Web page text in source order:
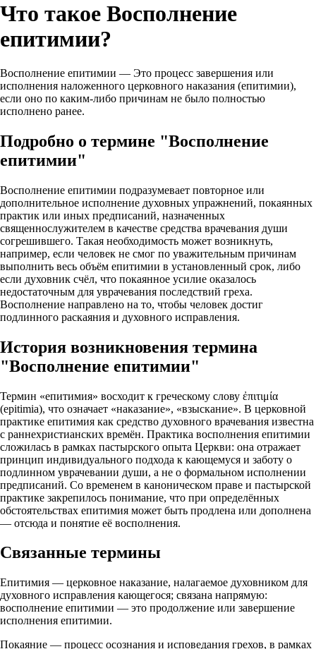
Что такое Восполнение
епитимии?
Восполнение епитимии — Это процесс завершения или
исполнения наложенного церковного наказания (епитимии),
если оно по каким‑либо причинам не было полностью
исполнено ранее.
Подробно о термине "Восполнение
епитимии"
Восполнение епитимии подразумевает повторное или
дополнительное исполнение духовных упражнений, покаянных
практик или иных предписаний, назначенных
священнослужителем в качестве средства врачевания души
согрешившего. Такая необходимость может возникнуть,
например, если человек не смог по уважительным причинам
выполнить весь объём епитимии в установленный срок, либо
если духовник счёл, что покаянное усилие оказалось
недостаточным для уврачевания последствий греха.
Восполнение направлено на то, чтобы человек достиг
подлинного раскаяния и духовного исправления.
История возникновения термина
"Восполнение епитимии"
Термин «епитимия» восходит к греческому слову ἐπιτιμία
(epitimia), что означает «наказание», «взыскание». В церковной
практике епитимия как средство духовного врачевания известна
с раннехристианских времён. Практика восполнения епитимии
сложилась в рамках пастырского опыта Церкви: она отражает
принцип индивидуального подхода к кающемуся и заботу о
подлинном уврачевании души, а не о формальном исполнении
предписаний. Со временем в каноническом праве и пастырской
практике закрепилось понимание, что при определённых
обстоятельствах епитимия может быть продлена или дополнена
— отсюда и понятие её восполнения.
Связанные термины
Епитимия — церковное наказание, налагаемое духовником для
духовного исправления кающегося; связана напрямую:
восполнение епитимии — это продолжение или завершение
исполнения епитимии.
Покаяние — процесс осознания и исповедания грехов, в рамках